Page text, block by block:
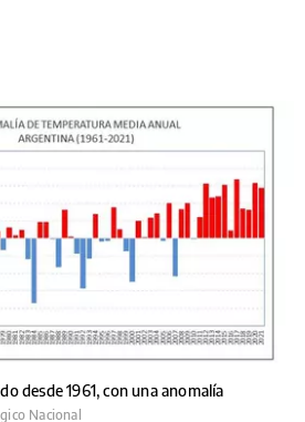
desde 1961, con una anomalía
Nacional